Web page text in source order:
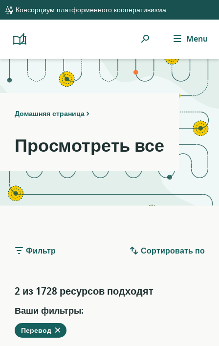
global
navigation
Консорциум платформенного кооперативизма
Platform
Resource
Поиск Menu
Домашняя страница
Просмотреть все
Фильтр Сортировать по
2 из 1728 ресурсов подходят
Ваши фильтры:
Удалить
Переводиз
текущих
filters
Resource